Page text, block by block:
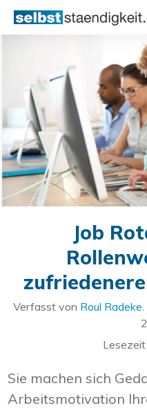
Job
Verfasst von Roul Radeke
Lesezeit
Sie machen sich
Arbeitsmotivation